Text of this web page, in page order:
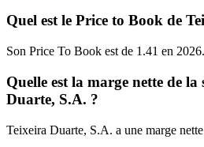
Quel est le Price to Book de
Son Price To Book est de 1.41 en 2026.
Quelle est la marge nette de la
Duarte, S.A. ?
Teixeira Duarte, S.A. a une marge